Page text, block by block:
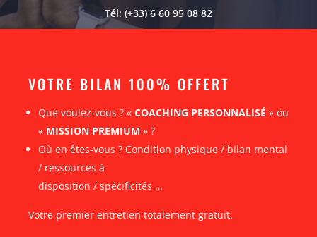
Tél: (+33) 6 60 95 08 82
VOTRE BILAN 100% OFFERT
Que voulez-vous ? « COACHING PERSONNALISÉ » ou
« MISSION PREMIUM » ?
Où en êtes-vous ? Condition physique / bilan mental
/ ressources à
disposition / spécificités …
Votre premier entretien totalement gratuit.